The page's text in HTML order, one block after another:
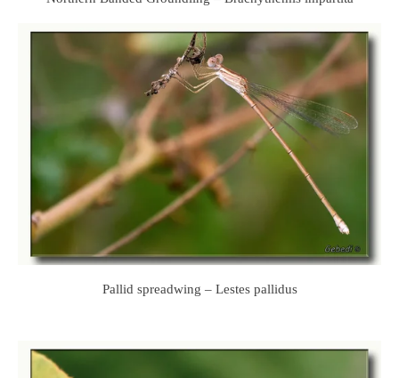
Pallid spreadwing – Lestes pallidus